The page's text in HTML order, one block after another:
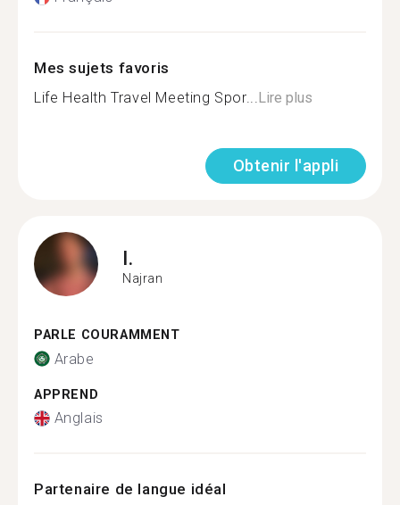
Mes sujets favoris
Life Health Travel Meeting Spor...Lire plus
Obtenir l'appli
I.
Najran
PARLE COURAMMENT
Arabe
APPREND
Anglais
Partenaire de langue idéal